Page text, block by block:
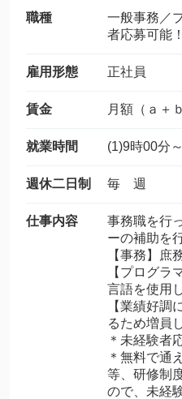
職種
一般事務／
者応募可能！
雇用形態 正社員
賃金 月額（ａ＋
就業時間 (1)9時00分
週休二日制 毎 週
仕事内容
事務職を行
ーの補助を
【事務】庶
【プログラ
言語を使用
【業績好調
るため増員
＊未経験者
＊無料で通
等、研修制
ので、未経